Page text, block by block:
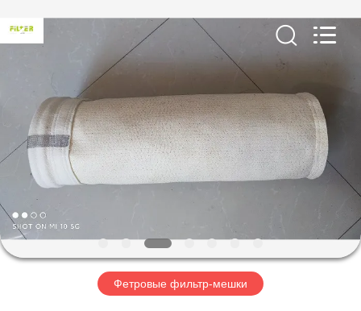
ПРОДУКТЫ
НАСЧЕТ
НАС
ПУТЕШЕСТВИЕ
ФАБРИКИ
Environmental
Technology
Co.,Ltd..
Фетровые фильтр-мешки